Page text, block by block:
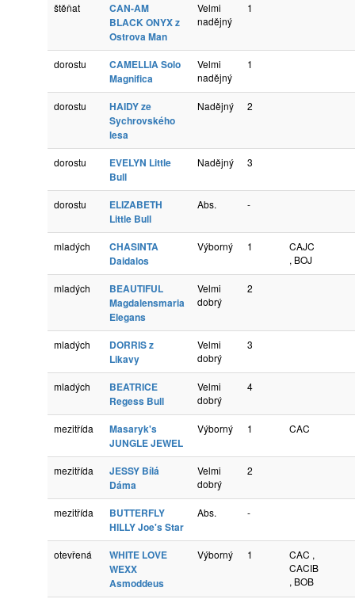
štěňat
CAN-AM
BLACK ONYX z
Ostrova Man
Velmi
nadějný
1
dorostu
CAMELLIA Solo
Magnifica
Velmi
nadějný
1
dorostu
HAIDY ze
Sychrovského
lesa
Nadějný 2
dorostu
EVELYN Little
Bull
Nadějný 3
dorostu
ELIZABETH
Little Bull
Abs. -
mladých
CHASINTA
Daidalos
Výborný 1
CAJC
, BOJ
mladých
BEAUTIFUL
Magdalensmaria
Elegans
Velmi
dobrý
2
mladých
DORRIS z
Likavy
Velmi
dobrý
3
mladých
BEATRICE
Regess Bull
Velmi
dobrý
4
mezitřída
Masaryk's
JUNGLE JEWEL
Výborný 1 CAC
mezitřída
JESSY Bílá
Dáma
Velmi
dobrý
2
mezitřída
BUTTERFLY
HILLY Joe's Star
Abs. -
otevřená
WHITE LOVE
WEXX
Asmoddeus
Výborný 1
CAC ,
CACIB
, BOB